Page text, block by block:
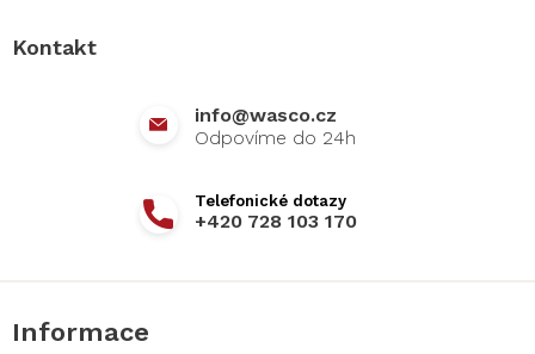
Kontakt
info@wasco.cz
+420 728 103 170
Informace